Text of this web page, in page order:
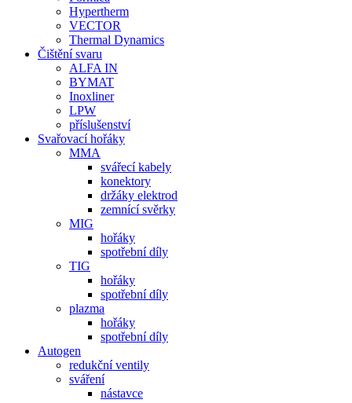
Hypertherm
VECTOR
Thermal Dynamics
Čištění svaru
ALFA IN
BYMAT
Inoxliner
LPW
příslušenství
Svařovací hořáky
MMA
svářecí kabely
konektory
držáky elektrod
zemnící svěrky
MIG
hořáky
spotřební díly
TIG
hořáky
spotřební díly
plazma
hořáky
spotřební díly
Autogen
redukční ventily
sváření
nástavce